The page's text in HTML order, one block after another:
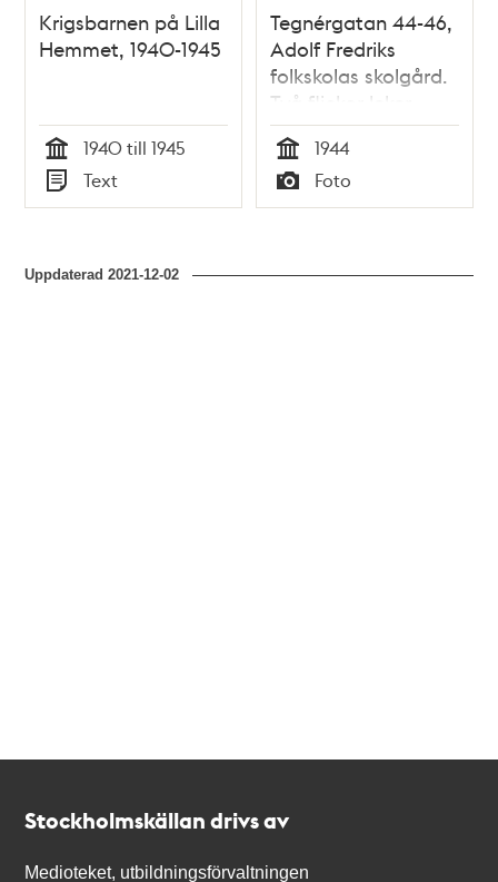
Krigsbarnen på Lilla
Hemmet, 1940-1945
Tid
1940 till 1945
Typ
Text
Tegnérgatan 44-46,
Adolf Fredriks
folkskolas skolgård.
Två flickor leker.
Tid
1944
Typ
Foto
Uppdaterad2021-12-02
Stockholmskällan drivs av
Medioteket, utbildningsförvaltningen